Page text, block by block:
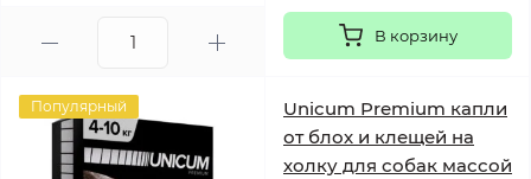
В корзину
Популярный
Unicum Premium капли
от блох и клещей на
холку для собак массой